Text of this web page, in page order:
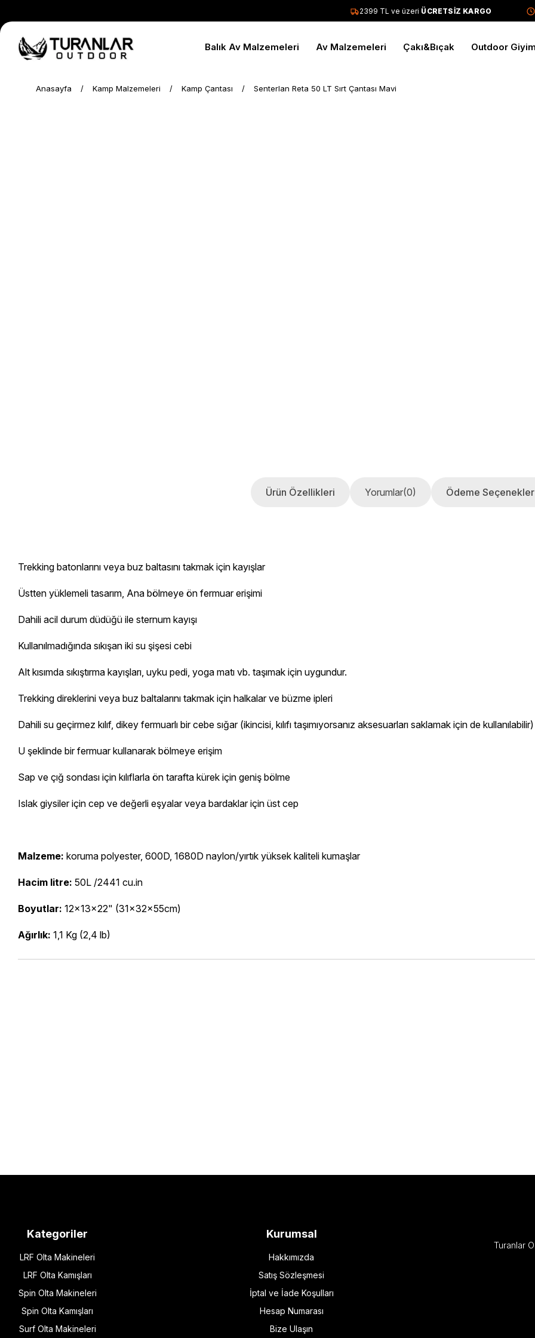
2399 TL ve üzeriÜCRETSİZ KARGO
Balık Av Malzemeleri Av Malzemeleri Çakı&Bıçak Outdoor
Anasayfa Kamp Malzemeleri Kamp Çantası Senterlan Reta 50 LT Sırt Çantası Mavi
Ürün Özellikleri Yorumlar(0) Ödeme
Trekking batonlarını veya buz baltasını takmak için kayışlar
Üstten yüklemeli tasarım, Ana bölmeye ön fermuar erişimi
Dahili acil durum düdüğü ile sternum kayışı
Kullanılmadığında sıkışan iki su şişesi cebi
Alt kısımda sıkıştırma kayışları, uyku pedi, yoga matı vb. taşımak için uygundur.
Trekking direklerini veya buz baltalarını takmak için halkalar ve büzme ipleri
Dahili su geçirmez kılıf, dikey fermuarlı bir cebe sığar (ikincisi, kılıfı taşımıyorsanız aksesuarları saklamak için de kullanılabilir)
U şeklinde bir fermuar kullanarak bölmeye erişim
Sap ve çığ sondası için kılıflarla ön tarafta kürek için geniş bölme
Islak giysiler için cep ve değerli eşyalar veya bardaklar için üst cep
Malzeme: koruma polyester, 600D, 1680D naylon/yırtık yüksek kaliteli kumaşlar
Hacim litre: 50L /2441 cu.in
Boyutlar: 12x13x22" (31x32x55cm)
Ağırlık: 1,1 Kg (2,4 lb)
Kategoriler
LRF Olta Makineleri
LRF Olta Kamışları
Spin Olta Makineleri
Spin Olta Kamışları
Surf Olta Makineleri
Kurumsal
Hakkımızda
Satış Sözleşmesi
İptal ve İade Koşulları
Hesap Numarası
Bize Ulaşın
Turanlar